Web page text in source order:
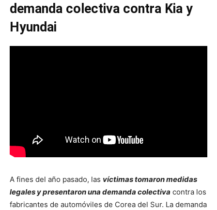
demanda colectiva contra Kia y
Hyundai
A fines del año pasado, las víctimas tomaron medidas
legales y presentaron una demanda colectiva contra los
fabricantes de automóviles de Corea del Sur. La demanda